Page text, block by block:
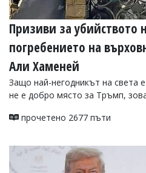
Призиви за убийството
погребението на
Али Хаменей
Защо най-негодникът на света
не е добро място за Тръмп,
прочетено 2677 пъти